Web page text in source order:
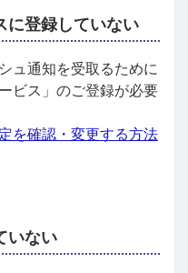
に登録していない
ュ通知を受取るために
ビス」のご登録が必要
を確認・変更する方法
いない